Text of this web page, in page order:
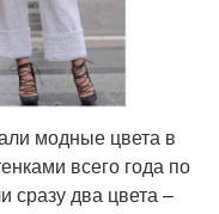
модные цвета в
всего года по
сразу два цвета –